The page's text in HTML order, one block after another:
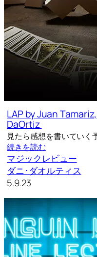
LAP by Juan
DaOrtiz
見たら感想を書いていく
続きを読む
マジックレビュー
ダニ･ダオルティス
5.9.23